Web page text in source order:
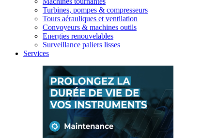
Turbines, pompes & compresseurs
Tours aérauliques et ventilation
Convoyeurs & machines outils
Energies renouvelables
Surveillance paliers lisses
Services